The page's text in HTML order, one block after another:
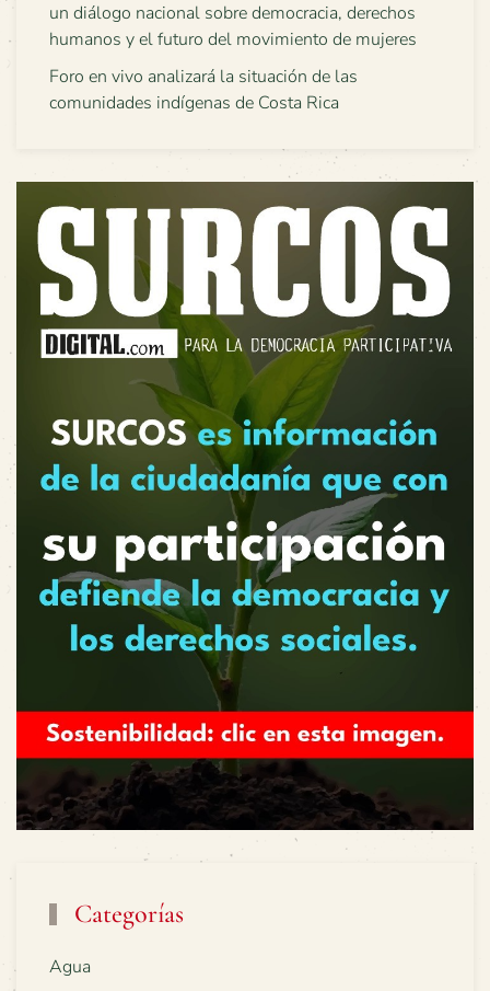
un diálogo nacional sobre democracia, derechos
humanos y el futuro del movimiento de mujeres
Foro en vivo analizará la situación de las
comunidades indígenas de Costa Rica
Categorías
Agua